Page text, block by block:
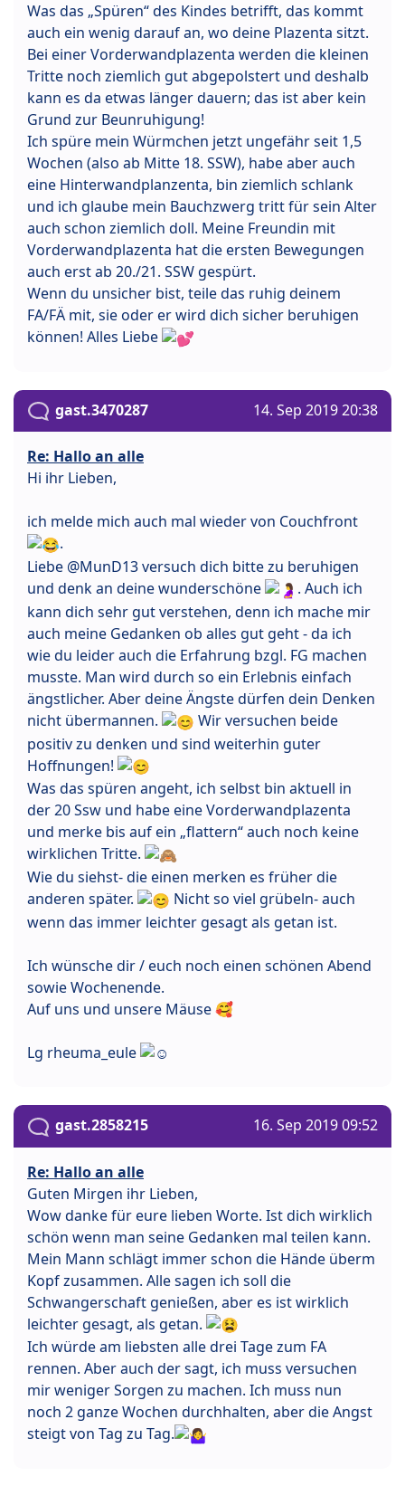
Was das „Spüren“ des Kindes betrifft, das kommt
auch ein wenig darauf an, wo deine Plazenta sitzt.
Bei einer Vorderwandplazenta werden die kleinen
Tritte noch ziemlich gut abgepolstert und deshalb
kann es da etwas länger dauern; das ist aber kein
Grund zur Beunruhigung!
Ich spüre mein Würmchen jetzt ungefähr seit 1,5
Wochen (also ab Mitte 18. SSW), habe aber auch
eine Hinterwandplanzenta, bin ziemlich schlank
und ich glaube mein Bauchzwerg tritt für sein Alter
auch schon ziemlich doll. Meine Freundin mit
Vorderwandplazenta hat die ersten Bewegungen
auch erst ab 20./21. SSW gespürt.
Wenn du unsicher bist, teile das ruhig deinem
FA/FÄ mit, sie oder er wird dich sicher beruhigen
können! Alles Liebe
gast.3470287 14. Sep 2019 20:38
Re: Hallo an alle
Hi ihr Lieben,
ich melde mich auch mal wieder von Couchfront
.
Liebe @MunD13 versuch dich bitte zu beruhigen
und denk an deine wunderschöne
. Auch ich
kann dich sehr gut verstehen, denn ich mache mir
auch meine Gedanken ob alles gut geht - da ich
wie du leider auch die Erfahrung bzgl. FG machen
musste. Man wird durch so ein Erlebnis einfach
ängstlicher. Aber deine Ängste dürfen dein Denken
nicht übermannen.
Wir versuchen beide
positiv zu denken und sind weiterhin guter
Hoffnungen!
Was das spüren angeht, ich selbst bin aktuell in
der 20 Ssw und habe eine Vorderwandplazenta
und merke bis auf ein „flattern“ auch noch keine
wirklichen Tritte.
Wie du siehst- die einen merken es früher die
anderen später.
Nicht so viel grübeln- auch
wenn das immer leichter gesagt als getan ist.
Ich wünsche dir / euch noch einen schönen Abend
sowie Wochenende.
Auf uns und unsere Mäuse 🥰
Lg rheuma_eule
gast.2858215 16. Sep 2019 09:52
Re: Hallo an alle
Guten Mirgen ihr Lieben,
Wow danke für eure lieben Worte. Ist dich wirklich
schön wenn man seine Gedanken mal teilen kann.
Mein Mann schlägt immer schon die Hände überm
Kopf zusammen. Alle sagen ich soll die
Schwangerschaft genießen, aber es ist wirklich
leichter gesagt, als getan.
Ich würde am liebsten alle drei Tage zum FA
rennen. Aber auch der sagt, ich muss versuchen
mir weniger Sorgen zu machen. Ich muss nun
noch 2 ganze Wochen durchhalten, aber die Angst
steigt von Tag zu Tag.